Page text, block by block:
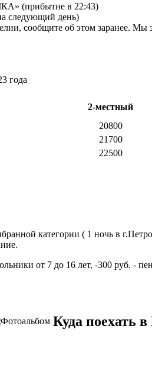
(прибытие в 22:43)
следующий день)
сообщите об этом заранее.
года
2-местный
20800
21700
22500
категории ( 1 ночь в
от 7 до 16 лет, -300 руб. -
Куда поехать